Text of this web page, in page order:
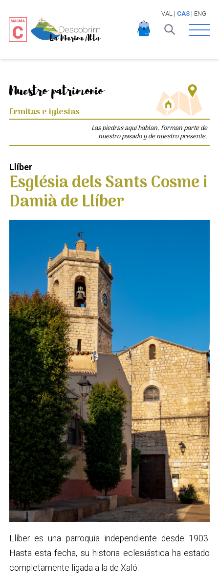
VAL | CAS| ENG
Open
Nuestro patrimonio
Ermitas e iglesias
Las piedras aquí hablan, forman parte de
nuestro pasado y de nuestro presente.
Llíber
Església dels Sants Cosme i
Damià de Llíber
Llíber es una parroquia independiente desde 1903.
Hasta esta fecha, su historia eclesiástica ha estado
completamente ligada a la de Xaló.